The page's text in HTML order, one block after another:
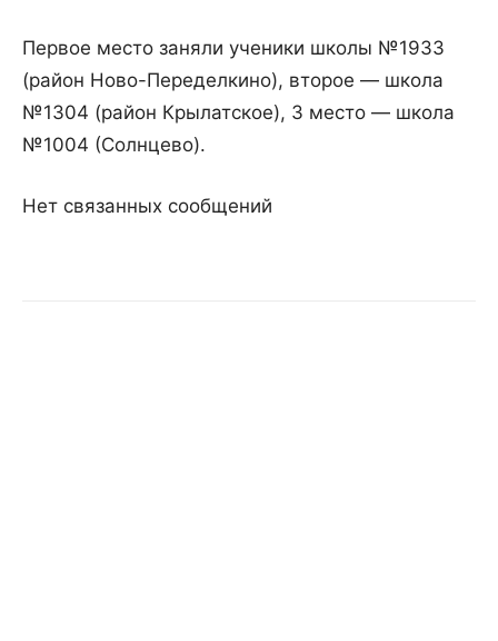
Первое место заняли ученики школы №1933
(район Ново-Переделкино), второе — школа
№1304 (район Крылатское), 3 место — школа
№1004 (Солнцево).
Нет связанных сообщений